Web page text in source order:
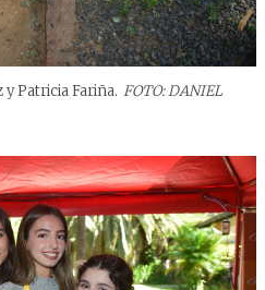
Patricia Fariña. FOTO: DANIEL